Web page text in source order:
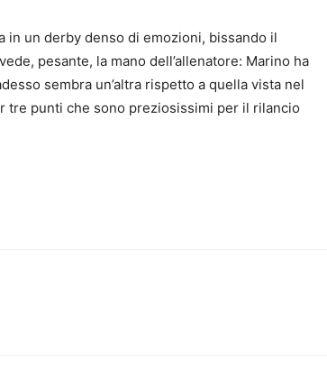
in un derby denso di emozioni, bissando il
pesante, la mano dell’allenatore: Marino ha
sembra un’altra rispetto a quella vista nel
tre punti che sono preziosissimi per il rilancio